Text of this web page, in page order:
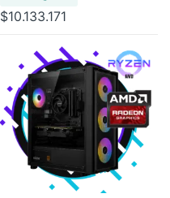
$10.133.171